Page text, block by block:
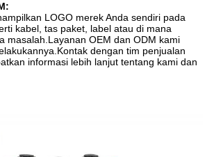
LOGO merek Anda sendiri pada
kabel, tas paket, label atau di mana
masalah.Layanan OEM dan ODM kami
dengan tim penjualan
informasi lebih lanjut tentang kami dan